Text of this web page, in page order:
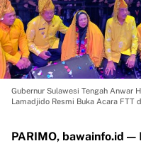
Gubernur Sulawesi Tengah Anwar
Lamadjido Resmi Buka Acara FTT
PARIMO, bawainfo.id —